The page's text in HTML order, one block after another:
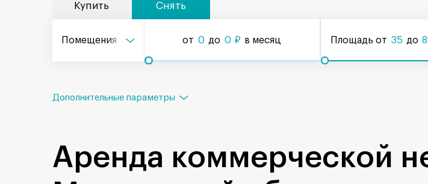
Купить Снять
Помещения от 0 до 0 ₽ в месяц Площадь от 35 до
Дополнительные параметры
Аренда коммерческой